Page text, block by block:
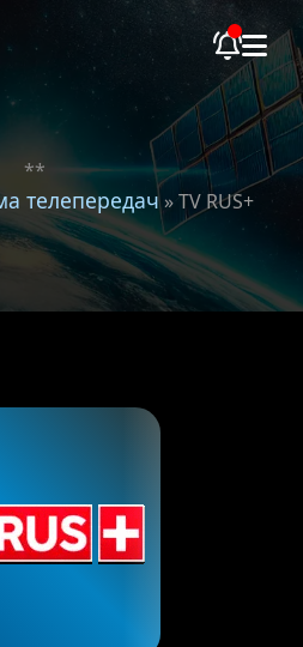
**
телепередач» TV RUS+